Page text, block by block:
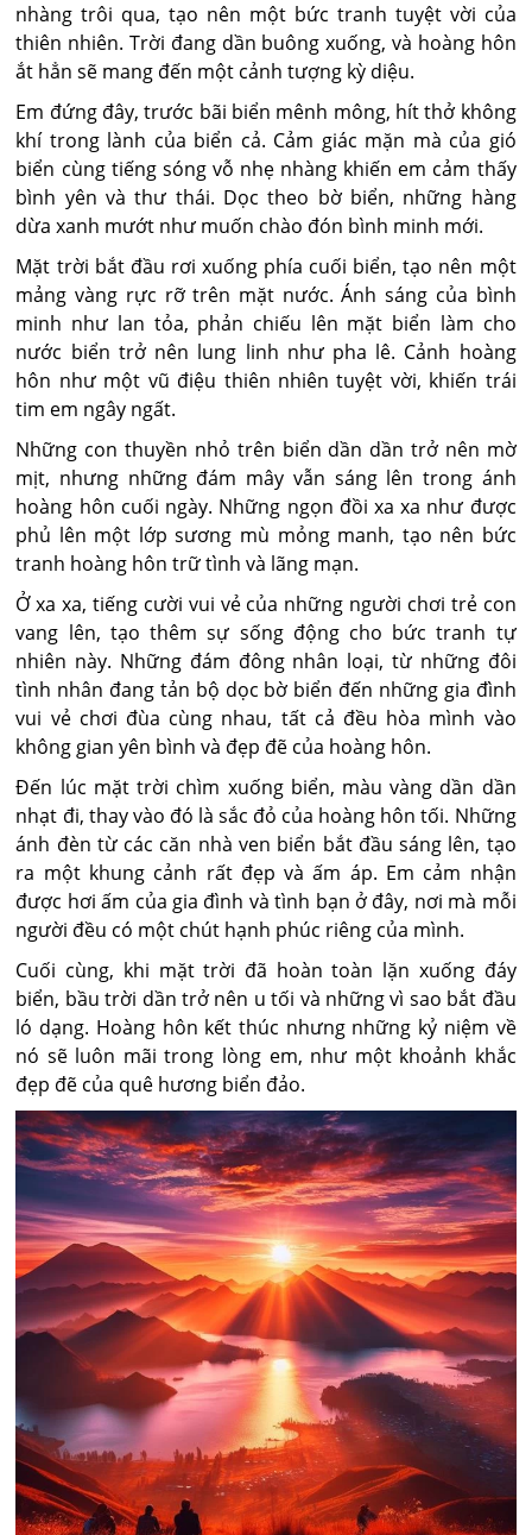
nhàng trôi qua, tạo nên một bức tranh tuyệt vời của
thiên nhiên. Trời đang dần buông xuống, và hoàng hôn
ắt hẳn sẽ mang đến một cảnh tượng kỳ diệu.
Em đứng đây, trước bãi biển mênh mông, hít thở không
khí trong lành của biển cả. Cảm giác mặn mà của gió
biển cùng tiếng sóng vỗ nhẹ nhàng khiến em cảm thấy
bình yên và thư thái. Dọc theo bờ biển, những hàng
dừa xanh mướt như muốn chào đón bình minh mới.
Mặt trời bắt đầu rơi xuống phía cuối biển, tạo nên một
mảng vàng rực rỡ trên mặt nước. Ánh sáng của bình
minh như lan tỏa, phản chiếu lên mặt biển làm cho
nước biển trở nên lung linh như pha lê. Cảnh hoàng
hôn như một vũ điệu thiên nhiên tuyệt vời, khiến trái
tim em ngây ngất.
Những con thuyền nhỏ trên biển dần dần trở nên mờ
mịt, nhưng những đám mây vẫn sáng lên trong ánh
hoàng hôn cuối ngày. Những ngọn đồi xa xa như được
phủ lên một lớp sương mù mỏng manh, tạo nên bức
tranh hoàng hôn trữ tình và lãng mạn.
Ở xa xa, tiếng cười vui vẻ của những người chơi trẻ con
vang lên, tạo thêm sự sống động cho bức tranh tự
nhiên này. Những đám đông nhân loại, từ những đôi
tình nhân đang tản bộ dọc bờ biển đến những gia đình
vui vẻ chơi đùa cùng nhau, tất cả đều hòa mình vào
không gian yên bình và đẹp đẽ của hoàng hôn.
Đến lúc mặt trời chìm xuống biển, màu vàng dần dần
nhạt đi, thay vào đó là sắc đỏ của hoàng hôn tối. Những
ánh đèn từ các căn nhà ven biển bắt đầu sáng lên, tạo
ra một khung cảnh rất đẹp và ấm áp. Em cảm nhận
được hơi ấm của gia đình và tình bạn ở đây, nơi mà mỗi
người đều có một chút hạnh phúc riêng của mình.
Cuối cùng, khi mặt trời đã hoàn toàn lặn xuống đáy
biển, bầu trời dần trở nên u tối và những vì sao bắt đầu
ló dạng. Hoàng hôn kết thúc nhưng những kỷ niệm về
nó sẽ luôn mãi trong lòng em, như một khoảnh khắc
đẹp đẽ của quê hương biển đảo.